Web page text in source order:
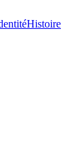
Histoire